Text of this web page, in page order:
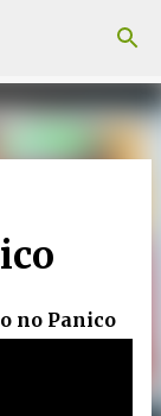
no Panico